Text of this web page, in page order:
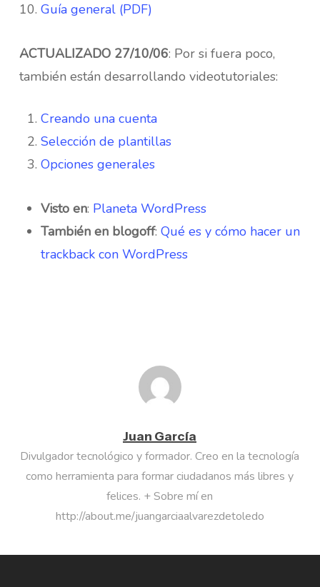
Guía general (PDF)
ACTUALIZADO 27/10/06: Por si fuera poco,
también están desarrollando videotutoriales:
Creando una cuenta
Selección de plantillas
Opciones generales
Visto en: Planeta WordPress
También en blogoff: Qué es y cómo hacer un
trackback con WordPress
Juan García
Divulgador tecnológico y formador. Creo en la tecnología
como herramienta para formar ciudadanos más libres y
felices. + Sobre mí en
http://about.me/juangarciaalvarezdetoledo